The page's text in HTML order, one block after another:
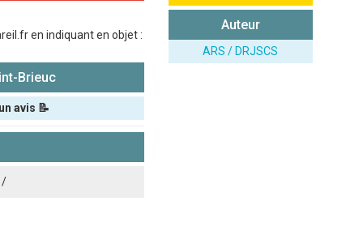
en indiquant en objet :
Brieuc
avis 📝
/
Auteur
ARS / DRJSCS